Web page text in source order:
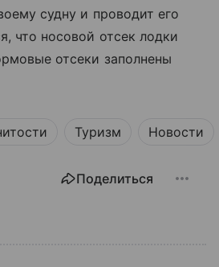
судну и проводит его
что носовой отсек лодки
отсеки заполнены
Туризм Новости
Поделиться